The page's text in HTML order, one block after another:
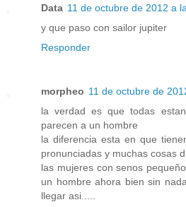
Data 11 de octubre de 2012 a
y que paso con sailor jupiter
Responder
morpheo 11 de octubre de
la verdad es que todas
parecen a un hombre
la diferencia esta en que
pronunciadas y muchas cosas
las mujeres con senos
un hombre ahora bien sin
llegar asi.....